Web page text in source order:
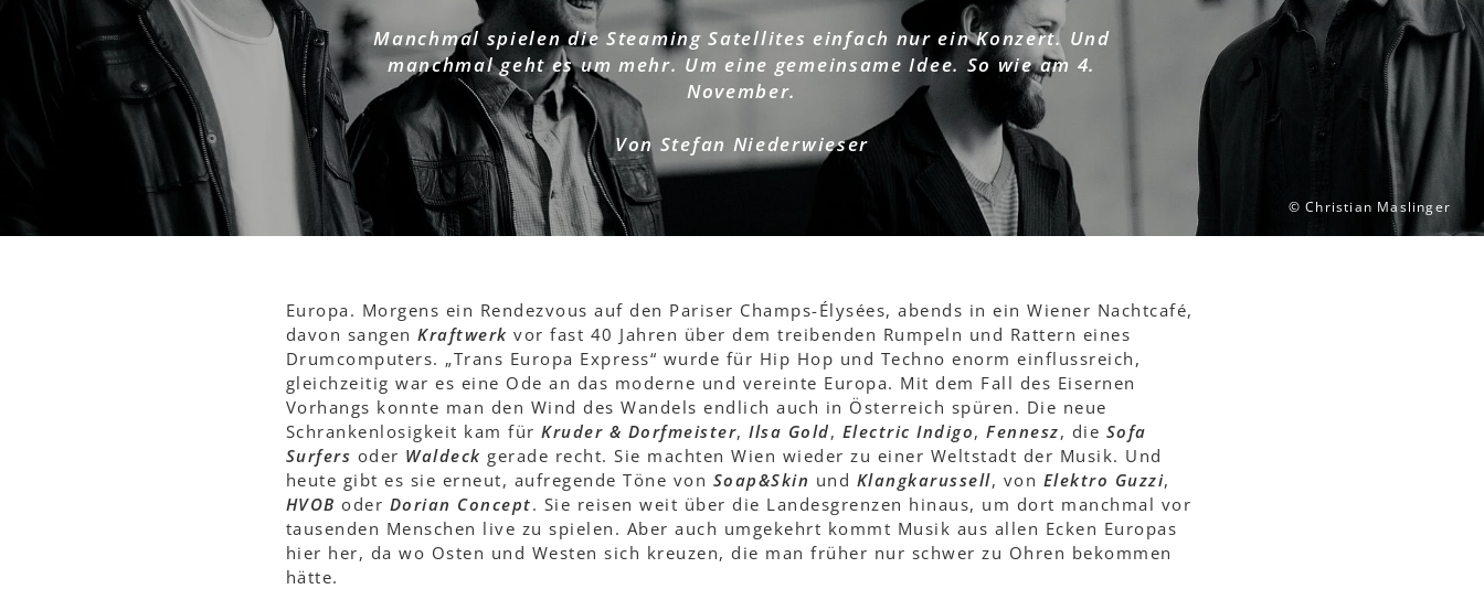
© Christian Maslinger
Manchmal spielen die Steaming Satellites einfach nur ein Konzert. Und
manchmal geht es um mehr. Um eine gemeinsame Idee. So wie am 4.
November.
Von Stefan Niederwieser
Europa. Morgens ein Rendezvous auf den Pariser Champs-Élysées, abends in ein Wiener Nachtcafé,
davon sangen Kraftwerk vor fast 40 Jahren über dem treibenden Rumpeln und Rattern eines
Drumcomputers. „Trans Europa Express“ wurde für Hip Hop und Techno enorm einflussreich,
gleichzeitig war es eine Ode an das moderne und vereinte Europa. Mit dem Fall des Eisernen
Vorhangs konnte man den Wind des Wandels endlich auch in Österreich spüren. Die neue
Schrankenlosigkeit kam für Kruder & Dorfmeister, Ilsa Gold, Electric Indigo, Fennesz, die Sofa
Surfers oder Waldeck gerade recht. Sie machten Wien wieder zu einer Weltstadt der Musik. Und
heute gibt es sie erneut, aufregende Töne von Soap&Skin und Klangkarussell, von Elektro Guzzi,
HVOB oder Dorian Concept. Sie reisen weit über die Landesgrenzen hinaus, um dort manchmal vor
tausenden Menschen live zu spielen. Aber auch umgekehrt kommt Musik aus allen Ecken Europas
hier her, da wo Osten und Westen sich kreuzen, die man früher nur schwer zu Ohren bekommen
hätte.